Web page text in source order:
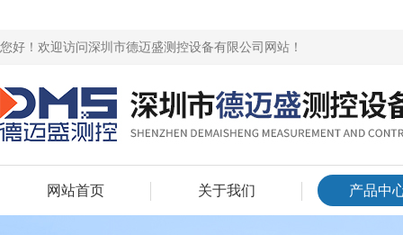
您好！欢迎访问深圳市德迈盛测控设备有限公司网站！
网站首页 关于我们 产品中